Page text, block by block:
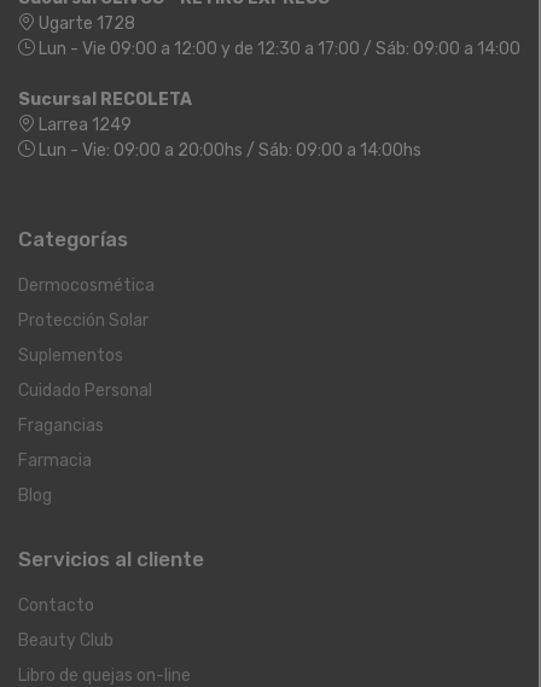
Ugarte 1728
Lun - Vie 09:00 a 12:00 y de 12:30 a 17:00 / Sáb: 09:00 a 14:00
Sucursal RECOLETA
Larrea 1249
Lun - Vie: 09:00 a 20:00hs / Sáb: 09:00 a 14:00hs
Categorías
Dermocosmética
Protección Solar
Suplementos
Cuidado Personal
Fragancias
Farmacia
Blog
Servicios al cliente
Contacto
Beauty Club
Libro de quejas on-line